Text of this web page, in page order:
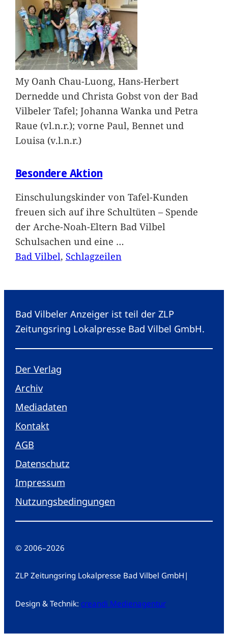
My Oanh Chau-Luong, Hans-Herbert
Dernedde und Christa Gobst von der Bad
Vilbeler Tafel; Johanna Wanka und Petra
Raue (vl.n.r.); vorne Paul, Bennet und
Louisa (v.l.n.r.)
Besondere Aktion
Einschulungskinder von Tafel-Kunden
freuen sich auf ihre Schultüten – Spende
der Arche-Noah-Eltern Bad Vilbel
Schulsachen und eine …
Bad Vilbel, Schlagzeilen
Bad Vilbeler Anzeiger ist teil der ZLP
Zeitungsring Lokalpresse Bad Vilbel GmbH.
Der Verlag
Archiv
Mediadaten
Kontakt
AGB
Datenschutz
Impressum
Nutzungsbedingungen
© 2006–2026
ZLP Zeitungsring Lokalpresse Bad Vilbel GmbH |
Design & Technik: creandi Medienagentur